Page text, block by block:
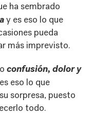
ha sembrado
y es eso lo que
pueda
más imprevisto.
confusión, dolor y
eso lo que
sorpresa, puesto
todo.